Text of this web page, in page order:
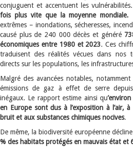
conjuguent et accentuent les vulnérabilités.
fois plus vite que la moyenne mondiale.
extrêmes – inondations, sécheresses,
causé plus de 240 000 décès et généré
économiques entre 1980 et 2023. Ces
traduisent des réalités vécues dans nos
directs sur les populations, les
Malgré des avancées notables,
émissions de gaz à effet de serre
inégaux. Le rapport estime ainsi qu
en Europe sont dus à l’exposition à l’air,
bruit et aux substances chimiques nocives.
De même, la biodiversité européenne
% des habitats protégés en mauvais état et